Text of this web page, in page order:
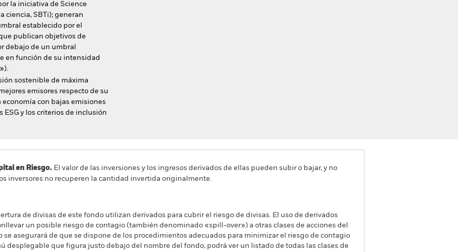
la iniciativa de Science
ciencia, SBTi); generan
establecido por el
publican objetivos de
debajo de un umbral
en función de su intensidad
sostenible de máxima
emisores respecto de su
con bajas emisiones
ESG y los criterios de inclusión
en Riesgo. El valor de las inversiones y los ingresos derivados de ellas pueden subir o bajar, y no
inversores no recuperen la cantidad invertida originalmente.
de divisas de este fondo utilizan derivados para cubrir el riesgo de divisas. El uso de derivados
un posible riesgo de contagio (también denominado «spill-over») a otras clases de acciones del
se asegurará de que se dispone de los procedimientos adecuados para minimizar el riesgo de contagio
desplegable que figura justo debajo del nombre del fondo, podrá ver un listado de todas las clases de